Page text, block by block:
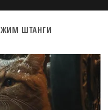
ЖИМ ШТАНГИ